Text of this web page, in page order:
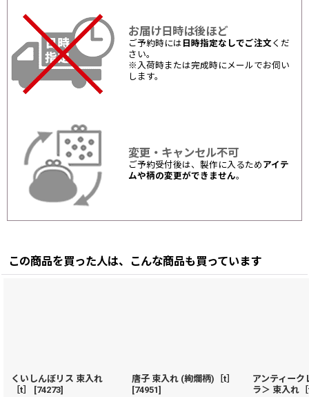
お届け日時は後ほど
ご予約時には 日時指定なしでご注文 くだ
さい。
※入荷時または完成時にメールでお伺い
します。
変更・キャンセル不可
ご予約受付後は、製作に入るため アイテ
ムや柄の変更ができません。
この商品を買った人は、こんな商品も買っています
くいしんぼリス 束入れ
［t］
[74273]
唐子 束入れ (絢爛柄)［t］
[74951]
アンティーク
ラ＞ 束入れ